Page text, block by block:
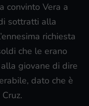
convinto Vera a
sottratti alla
richiesta
che le erano
giovane di dire
dato che è